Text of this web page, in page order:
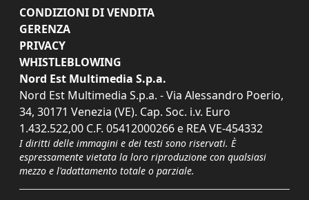
CONDIZIONI DI VENDITA
GERENZA
PRIVACY
WHISTLEBLOWING
Nord Est Multimedia S.p.a.
Nord Est Multimedia S.p.a. - Via Alessandro Poerio,
34, 30171 Venezia (VE). Cap. Soc. i.v. Euro
1.432.522,00 C.F. 05412000266 e REA VE-454332
I diritti delle immagini e dei testi sono riservati. È
espressamente vietata la loro riproduzione con qualsiasi
mezzo e l'adattamento totale o parziale.